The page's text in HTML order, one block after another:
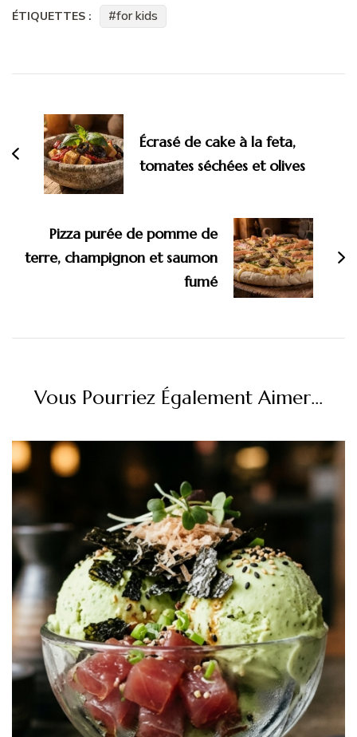
ÉTIQUETTES : for kids
d'article
Écrasé de cake à la feta,
tomates séchées et olives
Pizza purée de pomme de
terre, champignon et saumon
fumé
Vous Pourriez Également Aimer...